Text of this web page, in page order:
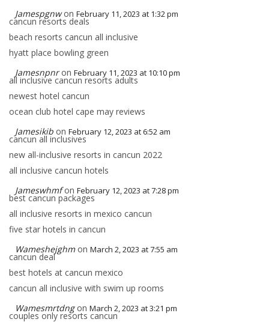
Jamespgnw on February 11, 2023 at 1:32 pm
cancun resorts deals
beach resorts cancun all inclusive
hyatt place bowling green
Jamesnpnr on February 11, 2023 at 10:10 pm
all inclusive cancun resorts adults
newest hotel cancun
ocean club hotel cape may reviews
Jamesikib on February 12, 2023 at 6:52 am
cancun all inclusives
new all-inclusive resorts in cancun 2022
all inclusive cancun hotels
Jameswhmf on February 12, 2023 at 7:28 pm
best cancun packages
all inclusive resorts in mexico cancun
five star hotels in cancun
Wameshejghm on March 2, 2023 at 7:55 am
cancun deal
best hotels at cancun mexico
cancun all inclusive with swim up rooms
Wamesmrtdng on March 2, 2023 at 3:21 pm
couples only resorts cancun